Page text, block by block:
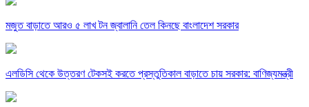
মজুত বাড়াতে আরও ৫ লাখ টন জ্বালানি তেল কিনছে বাংলাদেশ সরকার
এলডিসি থেকে উত্তরণ টেকসই করতে প্রস্তুতিকাল বাড়াতে চায় সরকার: বাণিজ্যমন্ত্রী